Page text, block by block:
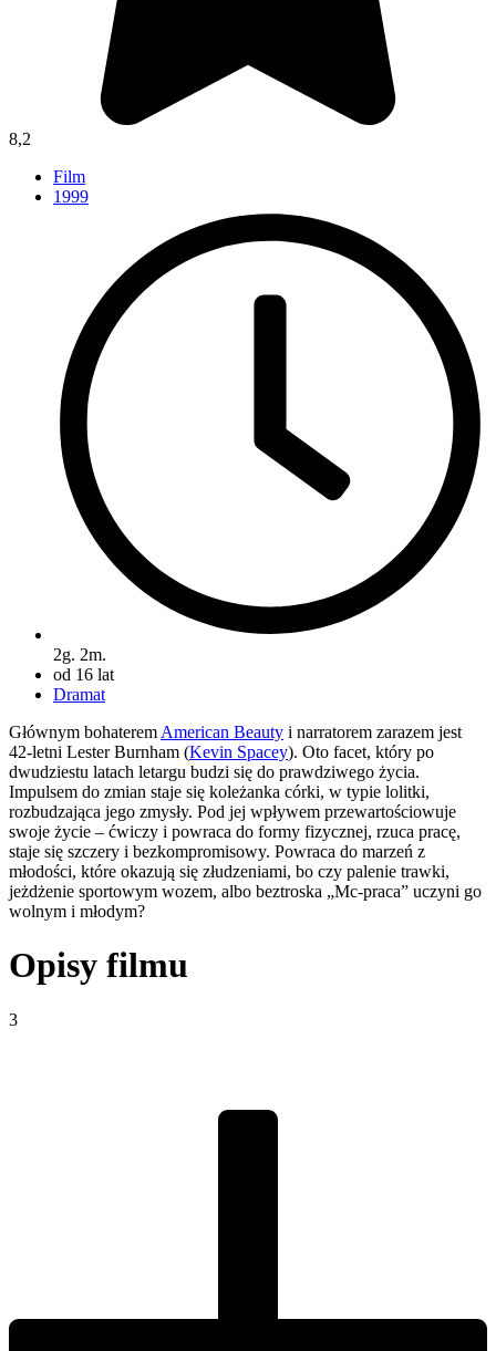
8,2
Film
1999
2g. 2m.
od 16 lat
Dramat
Głównym bohaterem American Beauty i narratorem zarazem jest
42-letni Lester Burnham (Kevin Spacey). Oto facet, który po
dwudziestu latach letargu budzi się do prawdziwego życia.
Impulsem do zmian staje się koleżanka córki, w typie lolitki,
rozbudzająca jego zmysły. Pod jej wpływem przewartościowuje
swoje życie – ćwiczy i powraca do formy fizycznej, rzuca pracę,
staje się szczery i bezkompromisowy. Powraca do marzeń z
młodości, które okazują się złudzeniami, bo czy palenie trawki,
jeżdżenie sportowym wozem, albo beztroska „Mc-praca” uczyni go
wolnym i młodym?
Opisy filmu
3